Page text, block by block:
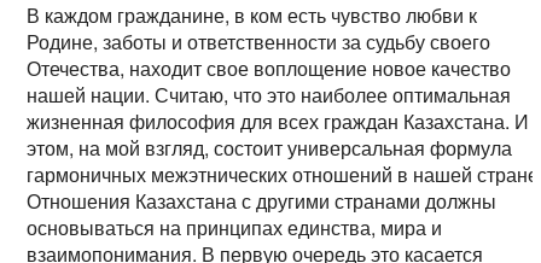
В каждом гражданине, в ком есть чувство любви к
Родине, заботы и ответственности за судьбу своего
Отечества, находит свое воплощение новое качество
нашей нации. Считаю, что это наиболее оптимальная
жизненная философия для всех граждан Казахстана. И
этом, на мой взгляд, состоит универсальная формула
гармоничных межэтнических отношений в нашей
Отношения Казахстана с другими странами должны
основываться на принципах единства, мира и
взаимопонимания. В первую очередь это касается